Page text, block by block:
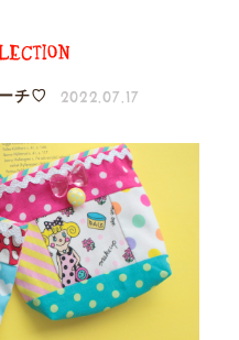
チ♡ 2022.07.17